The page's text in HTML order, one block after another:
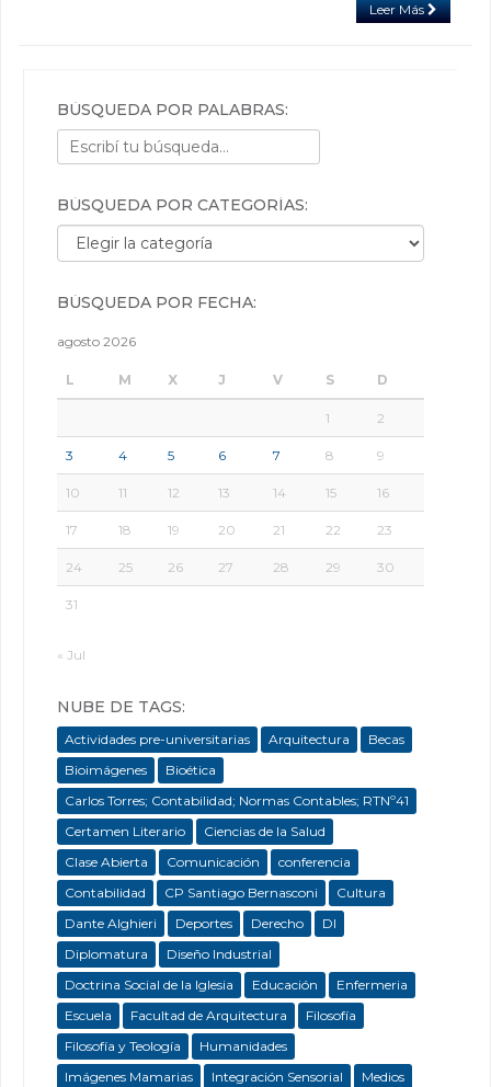
Leer Más
BÚSQUEDA POR PALABRAS:
BÚSQUEDA POR CATEGORÍAS:
Búsqueda por categorías:
BÚSQUEDA POR FECHA:
agosto 2026
L M X J V S D
1 2
3 4 5 6 7 8 9
10 11 12 13 14 15 16
17 18 19 20 21 22 23
24 25 26 27 28 29 30
31
« Jul
NUBE DE TAGS:
Actividades pre-universitarias Arquitectura
Becas
Bioimágenes
Bioética
Carlos Torres; Contabilidad; Normas Contables; RTNº41
Certamen Literario
Ciencias de la Salud
Clase Abierta
Comunicación
conferencia
Contabilidad
CP Santiago Bernasconi
Cultura
Dante Alghieri
Deportes Derecho
DI
Diplomatura
Diseño Industrial
Doctrina Social de la Iglesia
Educación
Enfermeria
Escuela
Facultad de Arquitectura
Filosofía
Filosofía y Teología
Humanidades
Imágenes Mamarias
Integración Sensorial
Medios